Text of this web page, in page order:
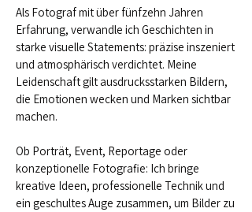
Als Fotograf mit über fünfzehn Jahren
Erfahrung, verwandle ich Geschichten in
starke visuelle Statements: präzise inszeniert
und atmosphärisch verdichtet. Meine
Leidenschaft gilt ausdrucksstarken Bildern,
die Emotionen wecken und Marken sichtbar
machen.
Ob Porträt, Event, Reportage oder
konzeptionelle Fotografie: Ich bringe
kreative Ideen, professionelle Technik und
ein geschultes Auge zusammen, um Bilder zu